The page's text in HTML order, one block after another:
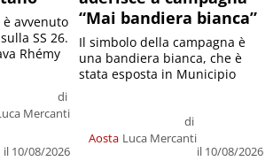
di
Mercanti
il 10/08/2026
avvenuto
SS 26.
Rhémy
“Mai bandiera bianca”
Aosta
di
Luca Mercanti
il 10/08/2026
Il simbolo della campagna è
una bandiera bianca, che è
stata esposta in Municipio